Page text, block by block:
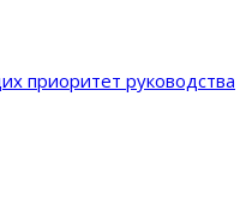
приоритет руководства